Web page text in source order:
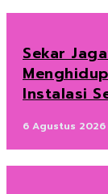
Sekar
Instalasi
6 Agustus 2026